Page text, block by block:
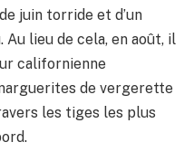
juin torride et d’un
lieu de cela, en août, il
californienne
de vergerette
les tiges les plus